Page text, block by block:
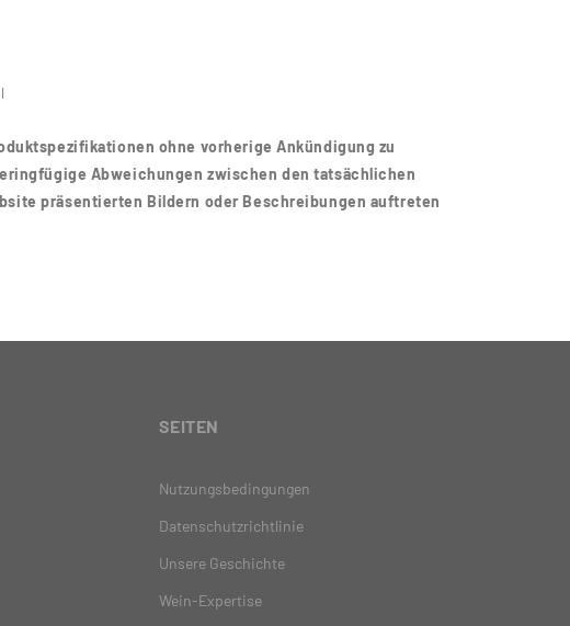
ohne vorherige Ankündigung zu
Abweichungen zwischen den tatsächlichen
präsentierten Bildern oder Beschreibungen auftreten
SEITEN
Nutzungsbedingungen
Datenschutzrichtlinie
Unsere Geschichte
Wein-Expertise